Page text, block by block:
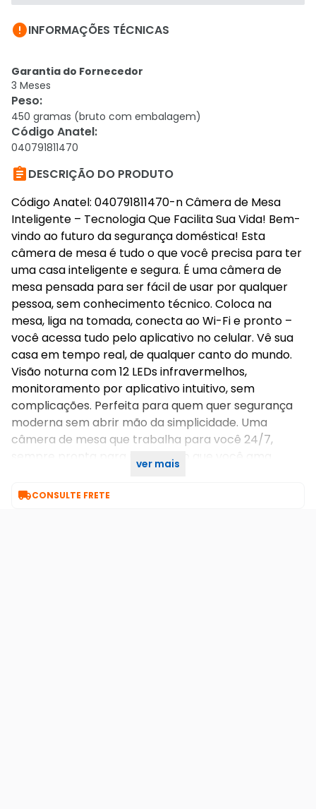
INFORMAÇÕES TÉCNICAS
Garantia do Fornecedor
3 Meses
Peso:
450 gramas (bruto com embalagem)
Código Anatel:
040791811470
DESCRIÇÃO DO PRODUTO
Código Anatel: 040791811470-n Câmera de Mesa
Inteligente – Tecnologia Que Facilita Sua Vida! Bem-
vindo ao futuro da segurança doméstica! Esta
câmera de mesa é tudo o que você precisa para ter
uma casa inteligente e segura. É uma câmera de
mesa pensada para ser fácil de usar por qualquer
pessoa, sem conhecimento técnico. Coloca na
mesa, liga na tomada, conecta ao Wi-Fi e pronto –
você acessa tudo pelo aplicativo no celular. Vê sua
casa em tempo real, de qualquer canto do mundo.
Visão noturna com 12 LEDs infravermelhos,
monitoramento por aplicativo intuitivo, sem
complicações. Perfeita para quem quer segurança
moderna sem abrir mão da simplicidade. Uma
câmera de mesa que trabalha para você 24/7,
sempre pronta para proteger o que você ama.
ver mais
CONSULTE FRETE